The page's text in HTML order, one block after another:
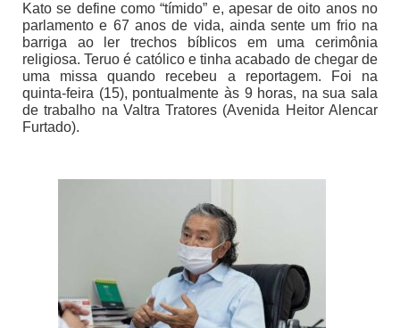
Kato se define como “tímido” e, apesar de oito anos no
parlamento e 67 anos de vida, ainda sente um frio na
barriga ao ler trechos bíblicos em uma cerimônia
religiosa. Teruo é católico e tinha acabado de chegar de
uma missa quando recebeu a reportagem. Foi na
quinta-feira (15), pontualmente às 9 horas, na sua sala
de trabalho na Valtra Tratores (Avenida Heitor Alencar
Furtado).